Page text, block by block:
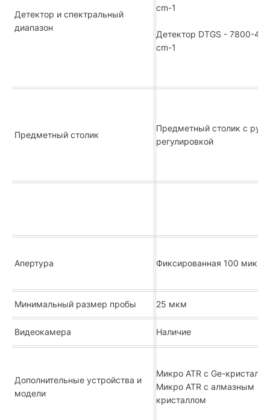
Детектор и спектральный
диапазон
cm-1
Детектор DTGS - 7800-430
cm-1
Предметный столик
Предметный столик с
регулировкой
Апертура Фиксированная 100
Минимальный размер пробы 25 мкм
Видеокамера Наличие
Дополнительные устройства и
модeли
Микро ATR с Ge-
Микро ATR с алмазным
кристаллом